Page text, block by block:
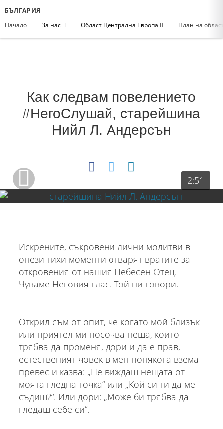
БЪЛГАРИЯ
Начало
За нас Област Централна Европа План на
Как следвам повелението
#НегоСлушай, старейшина
Нийл Л. Андерсън
2:51
Искрените, съкровени лични молитви в
онези тихи моменти отварят вратите за
откровения от нашия Небесен Отец.
Чуваме Неговия глас. Той ни говори.
Открил съм от опит, че когато мой близък
или приятел ми посочва неща, които
трябва да променя, дори и да е прав,
естественият човек в мен понякога взема
превес и казва: „Не виждаш нещата от
моята гледна точка“ или „Кой си ти да ме
съдиш?“. Или дори: „Може би трябва да
гледаш себе си“.